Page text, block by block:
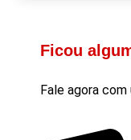
Ficou
Fale agora